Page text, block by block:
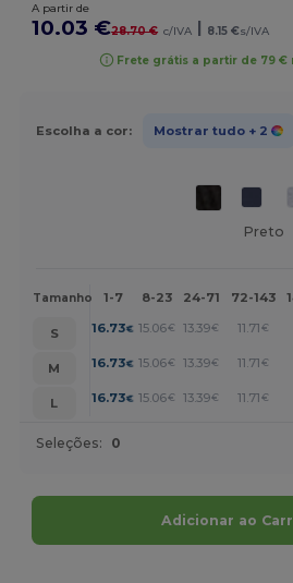
A partir de
10.03 €28.70 € c/IVA | 8.15 €s/IVA
Frete grátis a partir de 79 €
Escolha a cor: Mostrar tudo + 2
Preto
Tamanho 1-7 8-23 24-71 72-143
S 16.73€ 15.06€ 13.39€ 11.71€
M
16.73€ 15.06€ 13.39€ 11.71€
L
16.73€ 15.06€ 13.39€ 11.71€
Seleções: 0
Adicionar ao